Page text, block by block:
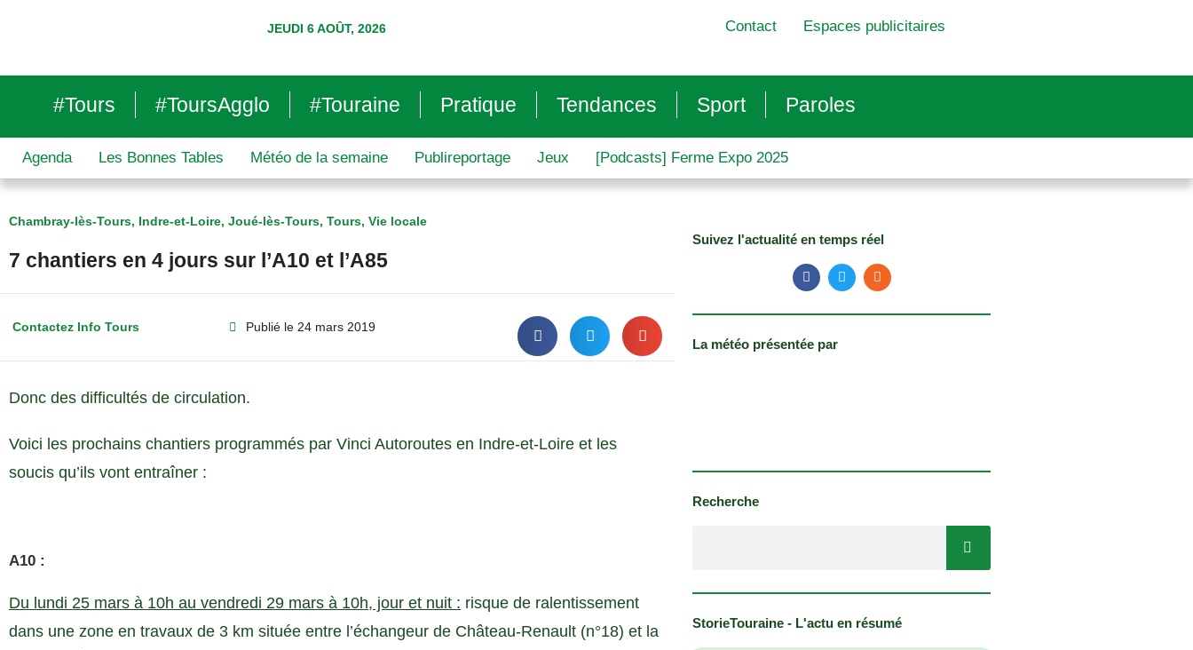
JEUDI 6 AOÛT, 2026 Contact Espaces publicitaires
#Tours #ToursAgglo #Touraine Pratique Tendances Sport Paroles
Agenda Les Bonnes Tables Météo de la semaine Publireportage Jeux [Podcasts] Ferme Expo 2025
Chambray-lès-Tours, Indre-et-Loire, Joué-lès-Tours, Tours, Vie locale
7 chantiers en 4 jours sur l’A10 et l’A85
Contactez Info Tours Publié le 24 mars 2019
Donc des difficultés de circulation.
Voici les prochains chantiers programmés par Vinci Autoroutes en Indre-et-Loire et les
soucis qu’ils vont entraîner :
A10 :
Du lundi 25 mars à 10h au vendredi 29 mars à 10h, jour et nuit : risque de ralentissement
dans une zone en travaux de 3 km située entre l’échangeur de Château-Renault (n°18) et la
Suivez l'actualité en temps réel
La météo présentée par
Recherche
StorieTouraine - L'actu en résumé